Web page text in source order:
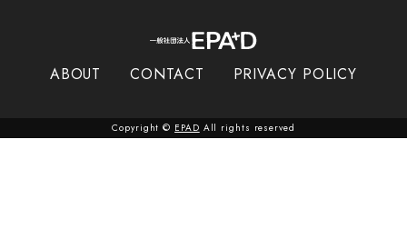
化する社会の中で意味など必要な
身体と言葉と音楽によって、この
ス。
ABOUT CONTACT PRIVACY POLICY
Copyright © EPAD All rights reserved